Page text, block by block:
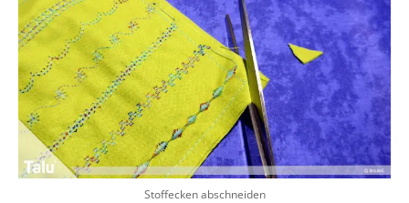
Stoffecken abschneiden